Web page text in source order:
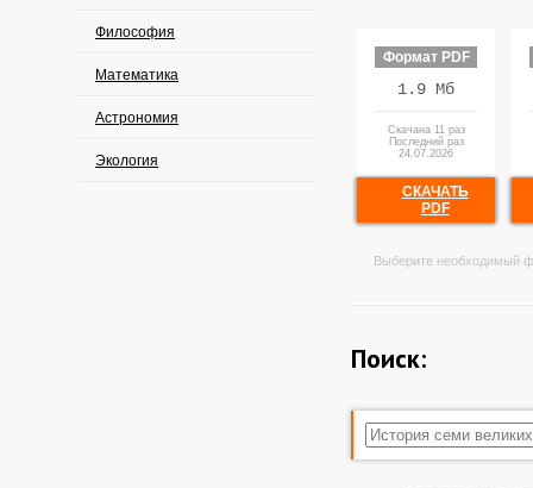
Философия
Математика
Астрономия
Экология
Формат PDF
1.9 Мб
Скачана 11 раз
Последний раз
24.07.2026
СКАЧАТЬ
PDF
Выберите необходимый
Поиск: